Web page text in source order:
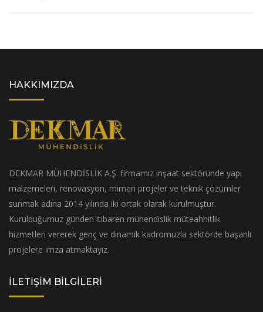
HAKKIMIZDA
DEKMAR MÜHENDİSLİK A.Ş. firmamız inşaat sektöründe yapı
malzemeleri, renovasyon, mimari projeler ve teknik çözümler
sunmak adına 2014 yılında iki ortak olarak kurulmuştur.
Kurulduğumuz günden itibaren mühendislik müteahhitlik
hizmetleri vererek genç ve dinamik kadromuzla sektörde başarılı
projelere imza atmaktayız.
İLETİŞİM BİLGİLERİ